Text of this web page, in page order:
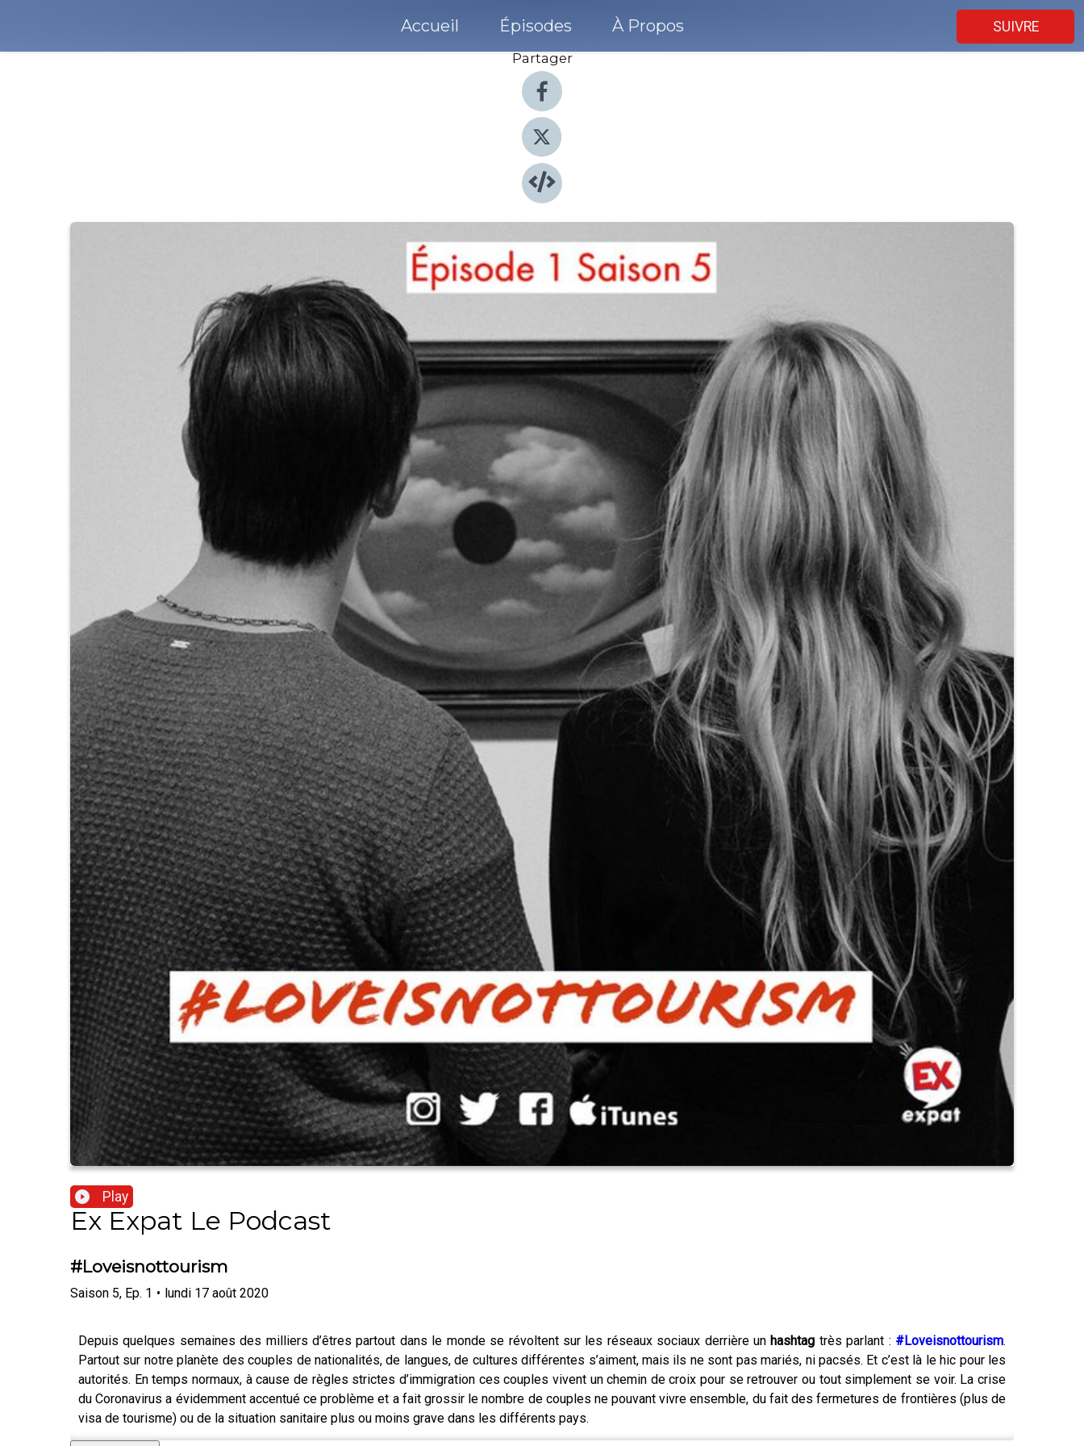
Accueil Épisodes À Propos
SUIVRE
Partager
Play
Ex Expat Le Podcast
#Loveisnottourism
Saison 5, Ep. 1 • lundi 17 août 2020
Depuis quelques semaines des milliers d’êtres partout dans le monde se révoltent sur les réseaux sociaux derrière unhashtag très parlant : #Loveisnottourism.
Partout sur notre planète des couples de nationalités, de langues, de cultures différentes s’aiment, mais ils ne sont pas mariés, ni pacsés. Et c’est là le hic pour les
autorités. En temps normaux, à cause de règles strictes d’immigration ces couples vivent un chemin de croix pour se retrouver ou tout simplement se voir. La crise
du Coronavirus a évidemment accentué ce problème et a fait grossir le nombre de couples ne pouvant vivre ensemble, du fait des fermetures de frontières (plus de
visa de tourisme) ou de la situation sanitaire plus ou moins grave dans les différents pays.